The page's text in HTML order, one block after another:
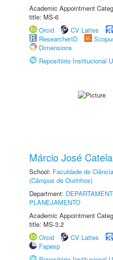
Academic Appointment
title: MS-6
Orcid
CV Lattes
ResearcherID
Dimensions
Repositório Institucional
Márcio José
School: Faculdade de
(Câmpus de Ourinhos)
Department:
PLANEJAMENTO
Academic Appointment
title: MS-3.2
Orcid
CV Lattes
Fapesp